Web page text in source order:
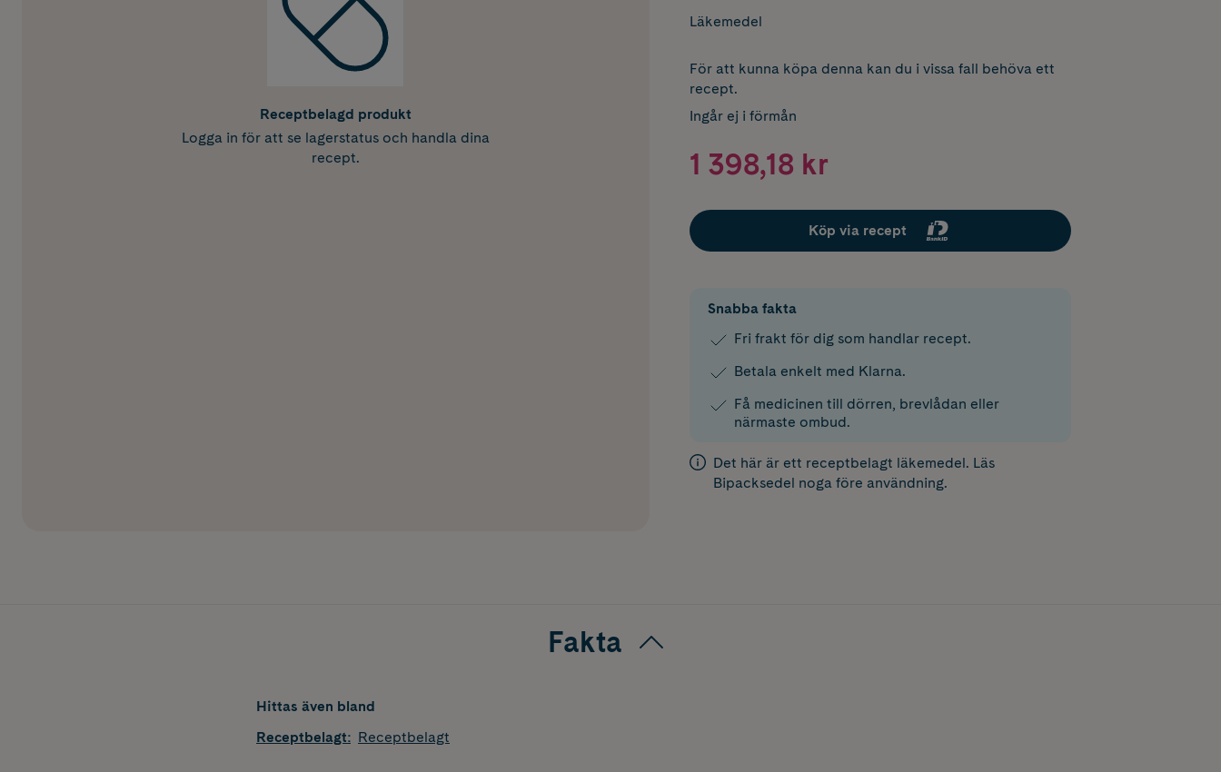
Receptbelagd produkt
Logga in för att se lagerstatus och handla dina
recept.
Läkemedel
För att kunna köpa denna kan du i vissa fall behöva ett
recept.
Ingår ej i förmån
1 398,18 kr
Köp via recept
Snabba fakta
Fri frakt för dig som handlar recept.
Betala enkelt med Klarna.
Få medicinen till dörren, brevlådan eller
närmaste ombud.
Det här är ett receptbelagt läkemedel. Läs
Bipacksedel noga före användning.
Fakta
Hittas även bland
Receptbelagt: Receptbelagt